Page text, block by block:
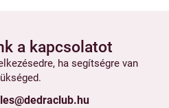
a kapcsolatot
ha segítségre van